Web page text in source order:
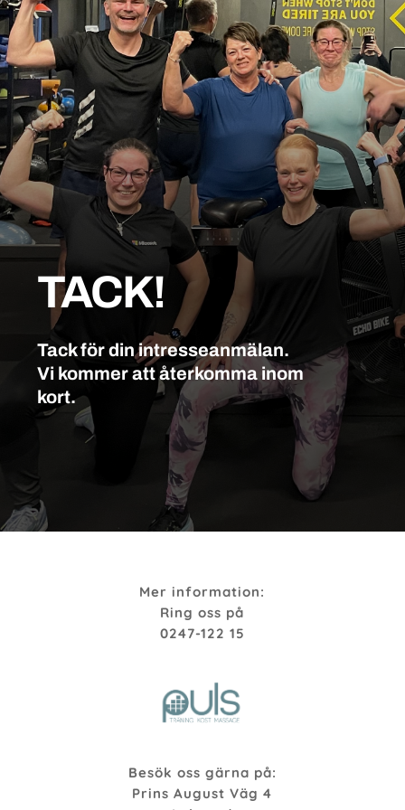
TACK!
Tack för din intresseanmälan.
Vi kommer att återkomma inom
kort.
Mer information:
Ring oss på
0247-122 15
Besök oss gärna på:
Prins August Väg 4